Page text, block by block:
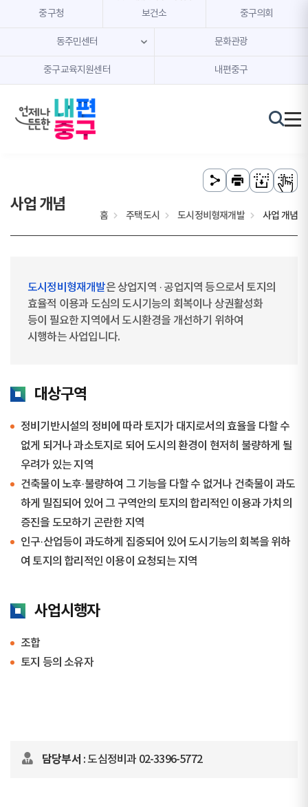
본문 내용 바로가기
주메뉴 바로가기
중구청 보건소 중구의회
동주민센터 문화관광
중구교육지원센터 내편중구
사업 개념
홈 주택도시 도시정비형재개발 사업 개념
도시정비형재개발은 상업지역 · 공업지역 등으로서 토지의
효율적 이용과 도심의 도시기능의 회복이나 상권활성화
등이 필요한 지역에서 도시환경을 개선하기 위하여
시행하는 사업입니다.
대상구역
정비기반시설의 정비에 따라 토지가 대지로서의 효율을 다할 수
없게 되거나 과소토지로 되어 도시의 환경이 현저히 불량하게 될
우려가 있는 지역
건축물이 노후·불량하여 그 기능을 다할 수 없거나 건축물이 과도
하게 밀집되어 있어 그 구역안의 토지의 합리적인 이용과 가치의
증진을 도모하기 곤란한 지역
인구·산업등이 과도하게 집중되어 있어 도시기능의 회복을 위하
여 토지의 합리적인 이용이 요청되는 지역
사업시행자
조합
토지 등의 소유자
담당부서 : 도심정비과 02-3396-5772